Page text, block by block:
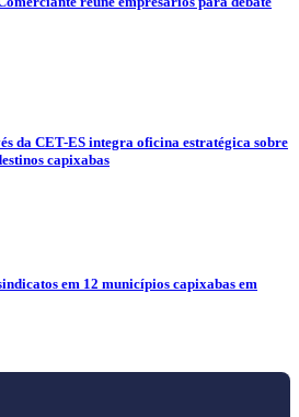
da CET-ES integra oficina estratégica sobre
capixabas
em 12 municípios capixabas em